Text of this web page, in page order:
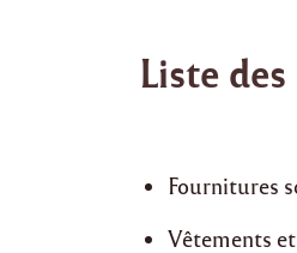
Liste
Fournitures
Vêtements